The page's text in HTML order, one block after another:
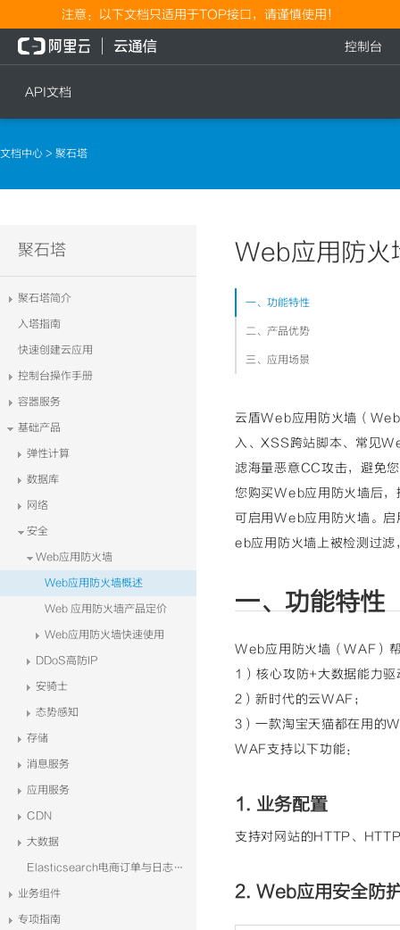
注意：以下文档只适用于TOP接口，请谨慎使用！
API文档
流量充值档位查询
控制台
文档中心 > 聚石塔
聚石塔
聚石塔简介
入塔指南
快速创建云应用
控制台操作手册
容器服务
基础产品
弹性计算
数据库
网络
安全
Web应用防火墙
Web应用防火墙概述
Web 应用防火墙产品定价
Web应用防火墙快速使用
DDoS高防IP
安骑士
态势感知
存储
消息服务
应用服务
CDN
大数据
Elasticsearch电商订单与日志系统解决方案
业务组件
专项指南
Web应用防火
一、功能特性
二、产品优势
三、应用场景
云盾Web应用防火墙（
入、XSS跨站脚本、常见
滤海量恶意CC攻击，避免
您购买Web应用防火墙后
可启用Web应用防火墙。
eb应用防火墙上被检测过
一、功能特
Web应用防火墙（WAF）
1）核心攻防+大数据能力
2）新时代的云WAF；
3）一款淘宝天猫都在用的
WAF支持以下功能：
1. 业务配置
支持对网站的HTTP、
2. Web应用安全防